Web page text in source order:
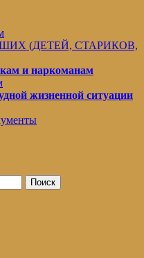
(ДЕТЕЙ, СТАРИКОВ,
и наркоманам
жизненной ситуации
Поиск